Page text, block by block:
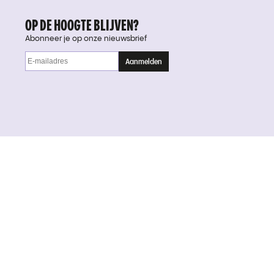
OP DE HOOGTE BLIJVEN?
Abonneer je op onze nieuwsbrief